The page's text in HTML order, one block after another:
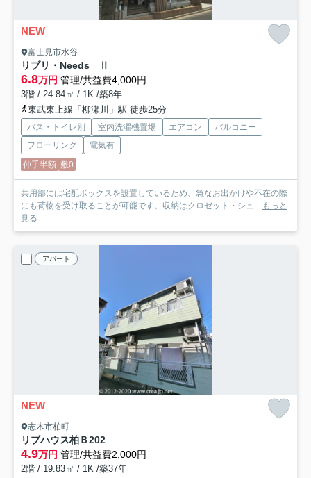
NEW
富士見市水谷
リブリ・Needs Ⅱ
6.8万円 管理/共益費4,000円
3階 / 24.84㎡ / 1K /築8年
東武東上線「柳瀬川」駅 徒歩25分
バス・トイレ別 室内洗濯機置場 エアコン
バルコニー
フローリング
電気有
仲手半額 敷0
共用部には宅配ボックスを設置しているため、急なお出かけや不在の際
にも荷物を受け取ることが可能です。収納はクロゼット・シュ... もっと
見る
アパート
NEW
志木市柏町
リブハウス柏Ｂ202
4.9万円 管理/共益費2,000円
2階 / 19.83㎡ / 1K /築37年